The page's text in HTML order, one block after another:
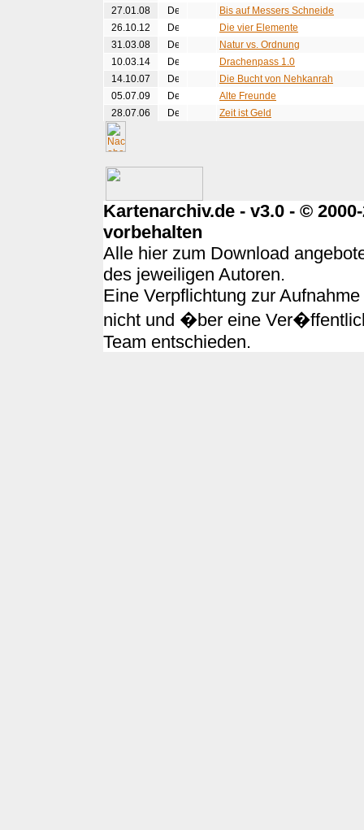
27.01.08
Bis auf Messers Schneide
26.10.12
Die vier Elemente
31.03.08
Natur vs. Ordnung
10.03.14
Drachenpass 1.0
14.10.07
Die Bucht von Nehkanrah
05.07.09
Alte Freunde
28.07.06
Zeit ist Geld
Kartenarchiv.de - v3.0 - ©
vorbehalten
Alle hier zum Download
des jeweiligen Autoren.
Eine Verpflichtung zur
nicht und �ber eine
Team entschieden.